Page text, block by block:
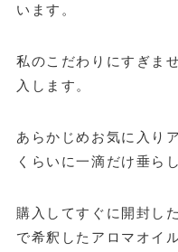
います。
私のこだわりにすぎま
入します。
あらかじめお気に入り
くらいに一滴だけ垂ら
購入してすぐに開封し
で希釈したアロマオイ